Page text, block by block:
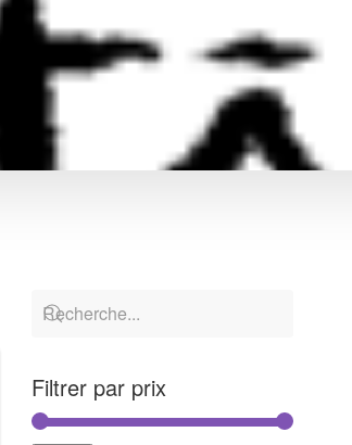
Filtrer par prix